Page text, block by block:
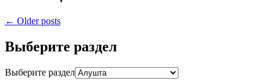
← Older posts
Выберите раздел
Выберите раздел